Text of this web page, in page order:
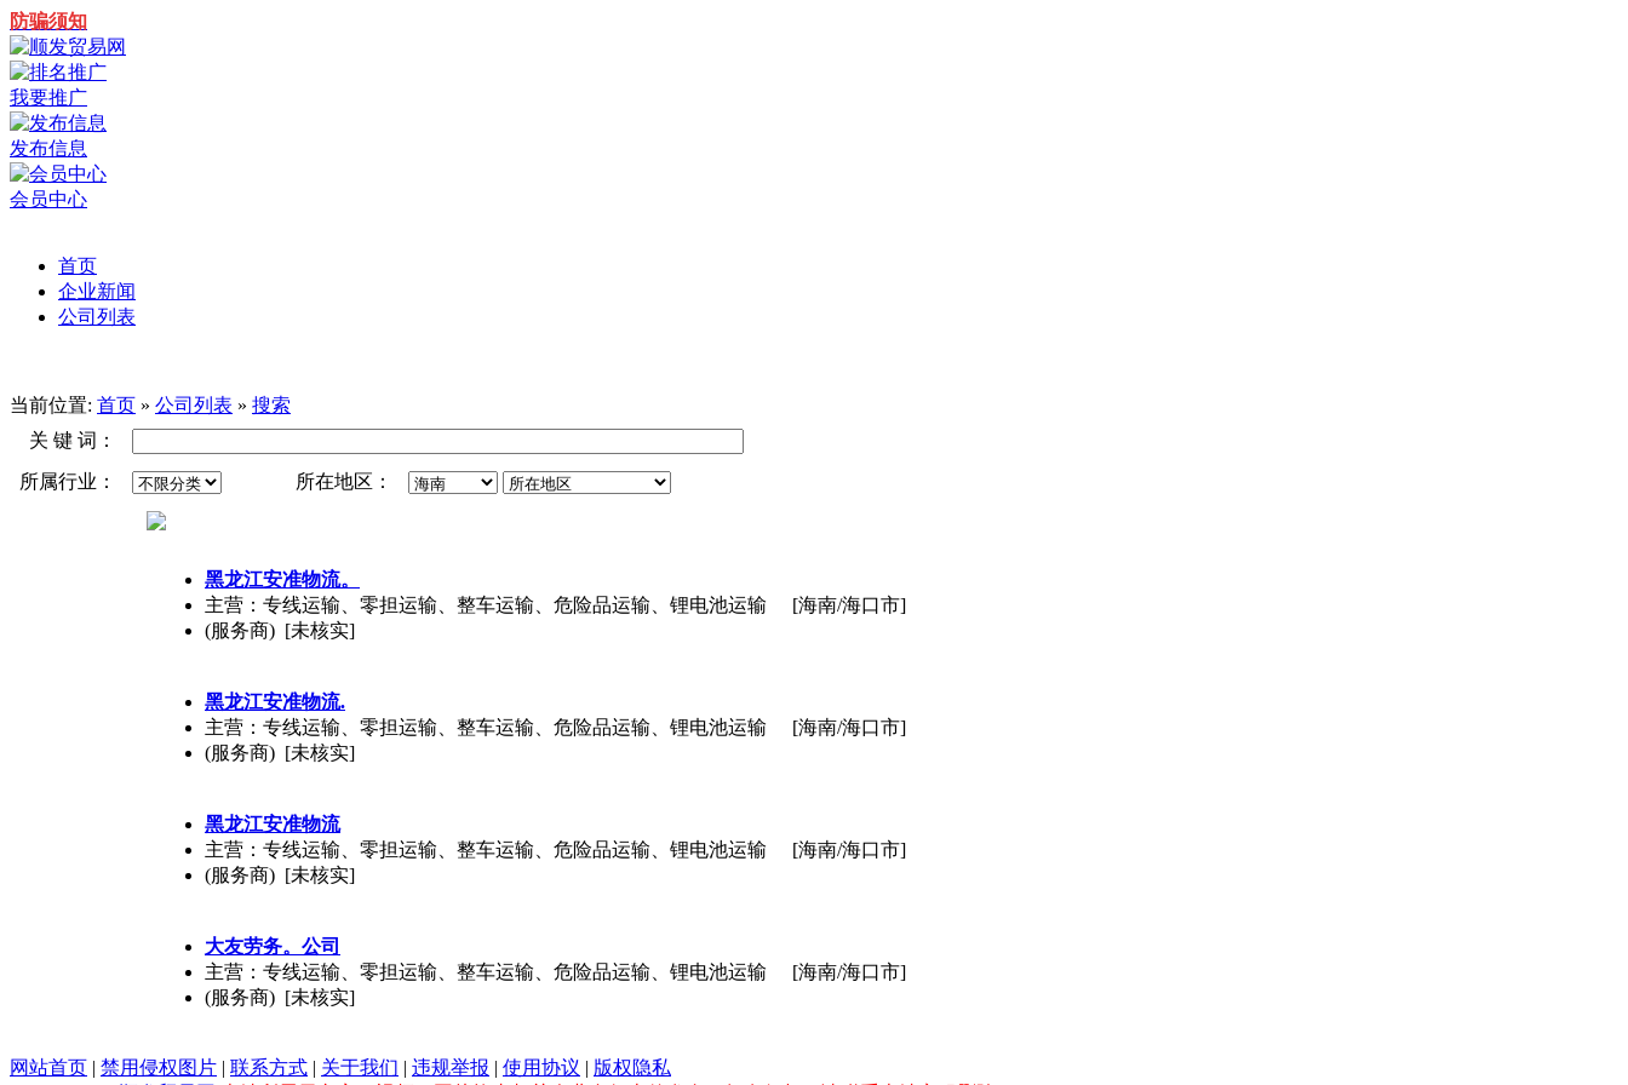
防骗须知
我要推广
发布信息
会员中心
首页
企业新闻
公司列表
当前位置: 首页 » 公司列表 » 搜索
关 键 词：
所属行业：
所在地区：
黑龙江安准物流。
主营：专线运输、零担运输、整车运输、危险品运输、锂电池运输
(服务商) [未核实]
[海南/海口市]
黑龙江安准物流.
主营：专线运输、零担运输、整车运输、危险品运输、锂电池运输
(服务商) [未核实]
[海南/海口市]
黑龙江安准物流
主营：专线运输、零担运输、整车运输、危险品运输、锂电池运输
(服务商) [未核实]
[海南/海口市]
大友劳务。公司
主营：专线运输、零担运输、整车运输、危险品运输、锂电池运输
(服务商) [未核实]
[海南/海口市]
网站首页 | 禁用侵权图片 | 联系方式 | 关于我们 | 违规举报 | 使用协议 | 版权隐私